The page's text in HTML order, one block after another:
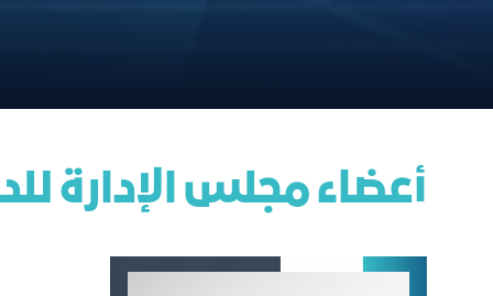
أعضاء مجلس الإدارة